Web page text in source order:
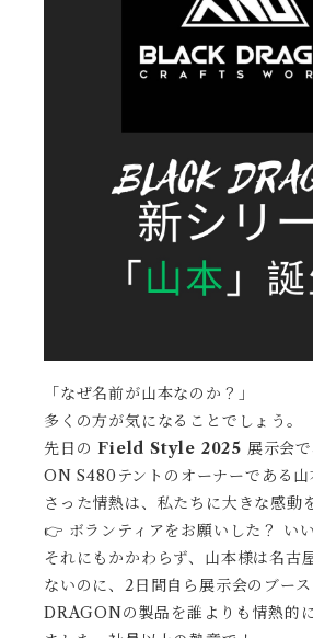
「なぜ名前が山本なのか？」
多くの方が気になることでしょう。
先日の Field Style 2025 展示会
ON S480テントのオーナーである
さった情熱は、私たちに大きな感動
👉 ボランティアをお願いした？ いい
それにもかかわらず、山本様は名古
ないのに、2日間自ら展示会のブー
DRAGONの製品を誰よりも情熱的